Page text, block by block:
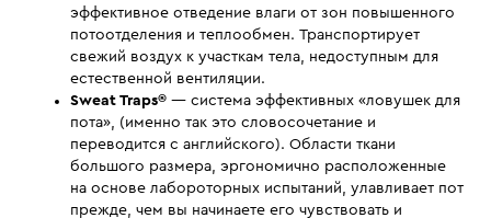
эффективное отведение влаги от зон повышенного
потоотделения и теплообмен. Транспортирует
свежий воздух к участкам тела, недоступным для
естественной вентиляции.
Sweat Traps® — система эффективных «ловушек для
пота», (именно так это словосочетание и
переводится с английского). Области ткани
большого размера, эргономично расположенные
на основе лабороторных испытаний, улавливает пот
прежде, чем вы начинаете его чувствовать и